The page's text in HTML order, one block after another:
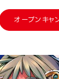
オープンキャ